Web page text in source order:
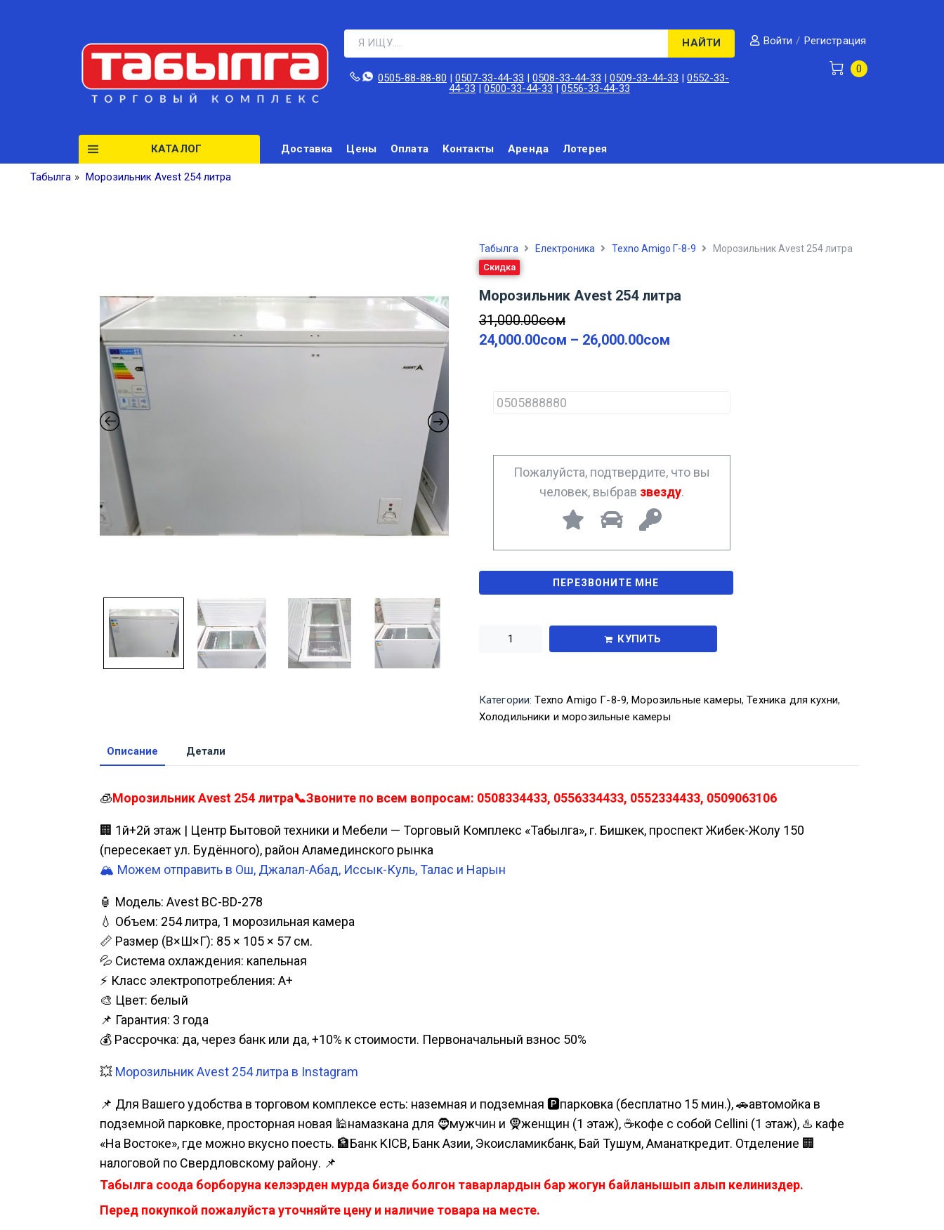
НАЙТИ
0505-88-88-80‬ |0507-33-44-33 |0508-33-44-33 |0509-33-44-33 |0552-33-
44-33 |0500-33-44-33 |0556-33-44-33
Войти / Регистрация
0
КАТАЛОГ Доставка Цены Оплата Контакты Аренда Лотерея
Табылга » Морозильник Avest 254 литра
Табылга Електроника Texno Amigo Г-8-9 Морозильник Avest 254 литра
Скидка
Морозильник Avest 254 литра
31,000.00сом
24,000.00сом – 26,000.00сом
h
Пожалуйста, подтвердите, что вы
человек, выбрав звезду.
КУПИТЬ
Категории:Texno Amigo Г-8-9, Морозильные камеры,Техника для кухни,
Холодильники и морозильные камеры
Описание Детали
🧊Морозильник Avest 254 литра📞Звоните по всем вопросам: 0508334433, 0556334433, 0552334433, 0509063106
🏢 1й+2й этаж | Центр Бытовой техники и Мебели — Торговый Комплекс «Табылга», г. Бишкек, проспект Жибек-Жолу 150
(пересекает ул. Будённого), район Аламединского рынка
🏔️ Можем отправить в Ош, Джалал-Абад, Иссык-Куль, Талас и Нарын
🏮 Модель: Avest BC-BD-278
💧 Объем: 254 литра, 1 морозильная камера
📏 Размер (В×Ш×Г): 85 × 105 × 57 см.
💦 Система охлаждения: капельная
⚡ Класс электропотребления: А+
🎨 Цвет: белый
📌 Гарантия: 3 года
💰 Рассрочка: да, через банк или да, +10% к стоимости. Первоначальный взнос 50%
💥 Морозильник Avest 254 литра в Instagram
📌 Для Вашего удобства в торговом комплексе есть: наземная и подземная 🅿парковка (бесплатно 15 мин.), 🚗автомойка в
подземной парковке, просторная новая 🕌намазкана для 🧔мужчин и 🧕женщин (1 этаж), ☕кофе с собой Cellini (1 этаж), ♨️ кафе
«На Востоке», где можно вкусно поесть. 🏦Банк KICB, Банк Азии, Экоисламикбанк, Бай Тушум, Аманаткредит. Отделение 🏢
налоговой по Свердловскому району. 📌
Табылга соода борборуна келээрден мурда бизде болгон таварлардын бар жогун байланышып алып келиниздер.
Перед покупкой пожалуйста уточняйте цену и наличие товара на месте.